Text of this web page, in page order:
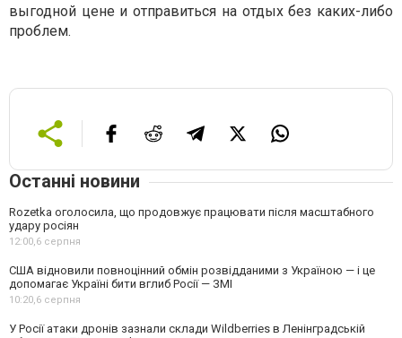
выгодной цене и отправиться на отдых без каких-либо
проблем.
Останні новини
Rozetka оголосила, що продовжує працювати після масштабного
удару росіян
12:00,6 серпня
США відновили повноцінний обмін розвідданими з Україною — і це
допомагає Україні бити вглиб Росії — ЗМІ
10:20,6 серпня
У Росії атаки дронів зазнали склади Wildberries в Ленінградській